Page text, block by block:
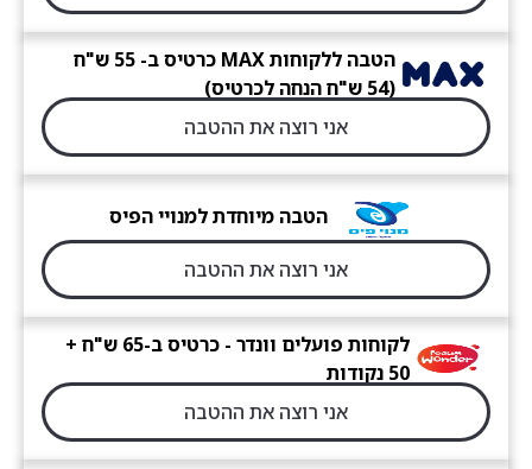
הטבה ללקוחות MAX כרטיס ב- 55 ש"ח
(54 ש"ח הנחה לכרטיס)
אני רוצה את ההטבה
הטבה מיוחדת למנויי הפיס
אני רוצה את ההטבה
לקוחות פועלים וונדר - כרטיס ב-65 ש"ח +
50 נקודות
אני רוצה את ההטבה